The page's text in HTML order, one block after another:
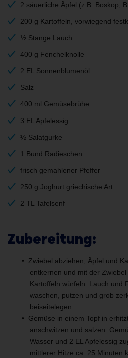
2 säuerliche Äpfel (z.B. Boskop,
200 g Kartoffeln, vorwiegend
½ Stange Lauch
400 g Fenchelknolle
2 EL Sonnenblumenöl
Salz
400 ml Gemüsebrühe
3 EL Apfelessig
½ Salatgurke
1 Bund Radieschen
frisch gemahlener Pfeffer
250 g Joghurt griechische Art
2 TL Tafelsenf
Zubereitung:
Zwiebel abziehen, Äpfel und
entkernen und mit der
Kartoffeln würfeln. Lauch und
waschen, putzen und grob
beiseitelegen.
Gemüse in einem Topf in
anschwitzen und salzen.
Wasser und 2 EL Apfelessig
mittlerer Hitze ca. 25 Minuten